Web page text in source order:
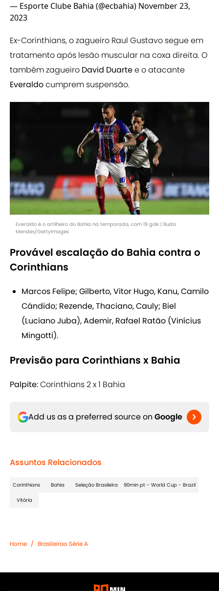
— Esporte Clube Bahia (@ecbahia) November 23,
2023
Ex-Corinthians, o zagueiro Raul Gustavo segue em
tratamento após lesão muscular na coxa direita. O
também zagueiro David Duartee o atacante
Everaldocumprem suspensão.
Everaldo é o artilheiro do Bahia na temporada, com 19 gols | Buda
Mendes/GettyImages
Provável escalação do Bahia contra o
Corinthians
Marcos Felipe; Gilberto, Vitor Hugo, Kanu, Camilo
Cándido; Rezende, Thaciano, Cauly; Biel
(Luciano Juba), Ademir, Rafael Ratão (Vinícius
Mingotti).
Previsão para Corinthians x Bahia
Palpite:Corinthians 2 x 1 Bahia
Add us as a preferred source on Google
Assuntos Relacionados
Corinthians Bahia Seleção Brasileira 90min pt - World Cup - Brazil
Vitória
Home / Brasileirao Série A